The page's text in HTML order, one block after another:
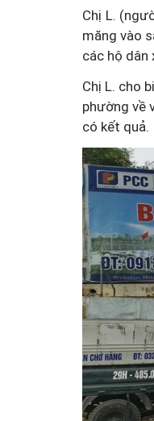
Chị L.
măng vào
các hộ dân
Chị L. cho
phường về
có kết quả.